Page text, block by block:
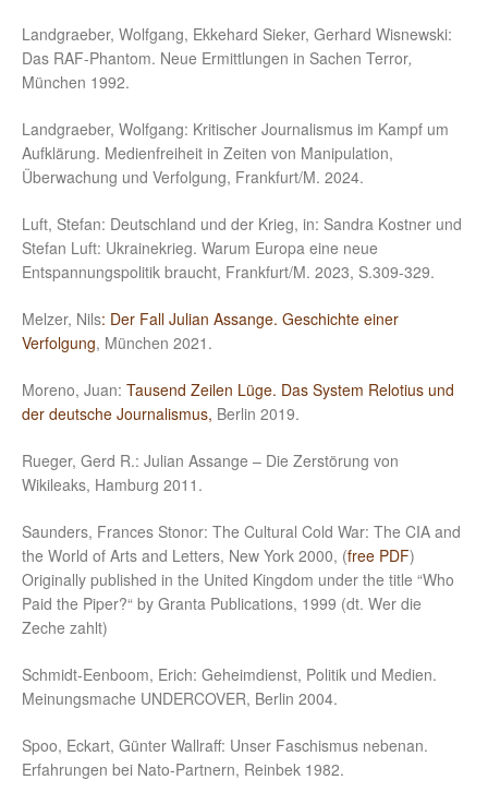
Landgraeber, Wolfgang, Ekkehard Sieker, Gerhard Wisnewski:
Das RAF-Phantom. Neue Ermittlungen in Sachen Terror,
München 1992.
Landgraeber, Wolfgang: Kritischer Journalismus im Kampf um
Aufklärung. Medienfreiheit in Zeiten von Manipulation,
Überwachung und Verfolgung, Frankfurt/M. 2024.
Luft, Stefan: Deutschland und der Krieg, in: Sandra Kostner und
Stefan Luft: Ukrainekrieg. Warum Europa eine neue
Entspannungspolitik braucht, Frankfurt/M. 2023, S.309-329.
Melzer, Nils: Der Fall Julian Assange. Geschichte einer
Verfolgung, München 2021.
Moreno, Juan: Tausend Zeilen Lüge. Das System Relotius und
der deutsche Journalismus, Berlin 2019.
Rueger, Gerd R.: Julian Assange – Die Zerstörung von
Wikileaks, Hamburg 2011.
Saunders, Frances Stonor: The Cultural Cold War: The CIA and
the World of Arts and Letters, New York 2000, (free PDF)
Originally published in the United Kingdom under the title “Who
Paid the Piper?“ by Granta Publications, 1999 (dt. Wer die
Zeche zahlt)
Schmidt-Eenboom, Erich: Geheimdienst, Politik und Medien.
Meinungsmache UNDERCOVER, Berlin 2004.
Spoo, Eckart, Günter Wallraff: Unser Faschismus nebenan.
Erfahrungen bei Nato-Partnern, Reinbek 1982.